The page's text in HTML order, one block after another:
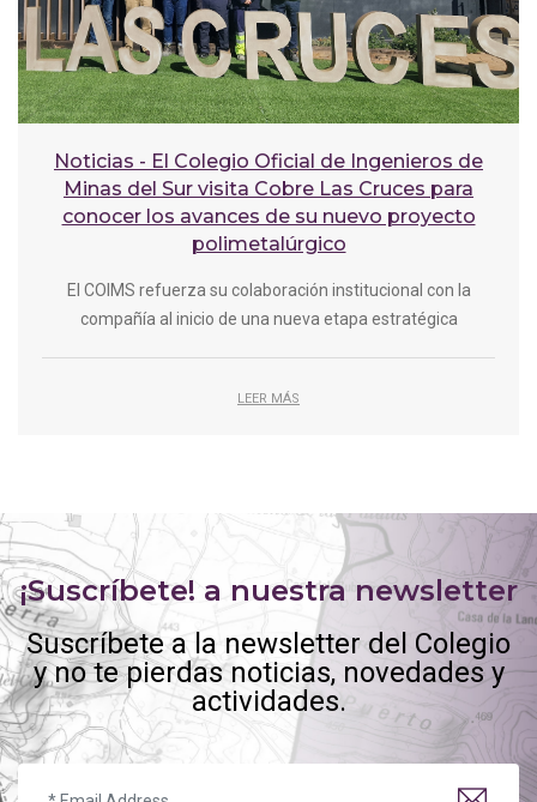
Noticias - El Colegio Oficial de Ingenieros de
Minas del Sur visita Cobre Las Cruces para
conocer los avances de su nuevo proyecto
polimetalúrgico
El COIMS refuerza su colaboración institucional con la
compañía al inicio de una nueva etapa estratégica
LEER MÁS
¡Suscríbete! a nuestra newsletter
Suscríbete a la newsletter del Colegio
y no te pierdas noticias, novedades y
actividades.